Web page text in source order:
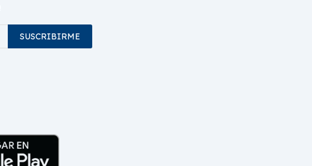
SUSCRIBIRME